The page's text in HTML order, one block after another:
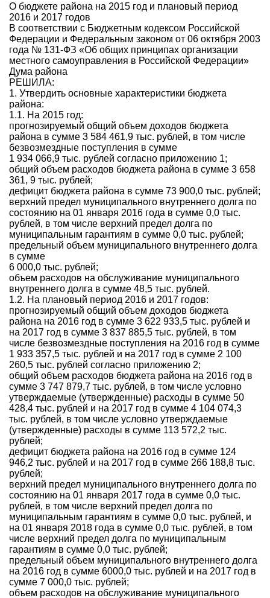
О бюджете района на 2015 год и плановый период
2016 и 2017 годов
В соответствии с Бюджетным кодексом Российской
Федерации и Федеральным законом от 06 октября 2003
года № 131-ФЗ «Об общих принципах организации
местного самоуправления в Российской Федерации»
Дума района
РЕШИЛА:
1. Утвердить основные характеристики бюджета
района:
1.1. На 2015 год:
прогнозируемый общий объем доходов бюджета
района в сумме 3 584 461,9 тыс. рублей, в том числе
безвозмездные поступления в сумме
1 934 066,9 тыс. рублей согласно приложению 1;
общий объем расходов бюджета района в сумме 3 658
361, 9 тыс. рублей;
дефицит бюджета района в сумме 73 900,0 тыс. рублей;
верхний предел муниципального внутреннего долга по
состоянию на 01 января 2016 года в сумме 0,0 тыс.
рублей, в том числе верхний предел долга по
муниципальным гарантиям в сумме 0,0 тыс. рублей;
предельный объем муниципального внутреннего долга
в сумме
6 000,0 тыс. рублей;
объем расходов на обслуживание муниципального
внутреннего долга в сумме 48,5 тыс. рублей.
1.2. На плановый период 2016 и 2017 годов:
прогнозируемый общий объем доходов бюджета
района на 2016 год в сумме 3 622 933,5 тыс. рублей и
на 2017 год в сумме 3 837 885,5 тыс. рублей, в том
числе безвозмездные поступления на 2016 год в сумме
1 933 357,5 тыс. рублей и на 2017 год в сумме 2 100
260,5 тыс. рублей согласно приложению 2;
общий объем расходов бюджета района на 2016 год в
сумме 3 747 879,7 тыс. рублей, в том числе условно
утверждаемые (утвержденные) расходы в сумме 50
428,4 тыс. рублей и на 2017 год в сумме 4 104 074,3
тыс. рублей, в том числе условно утверждаемые
(утвержденные) расходы в сумме 113 572,2 тыс.
рублей;
дефицит бюджета района на 2016 год в сумме 124
946,2 тыс. рублей и на 2017 год в сумме 266 188,8 тыс.
рублей;
верхний предел муниципального внутреннего долга по
состоянию на 01 января 2017 года в сумме 0,0 тыс.
рублей, в том числе верхний предел долга по
муниципальным гарантиям в сумме 0,0 тыс. рублей, и
на 01 января 2018 года в сумме 0,0 тыс. рублей, в том
числе верхний предел долга по муниципальным
гарантиям в сумме 0,0 тыс. рублей;
предельный объем муниципального внутреннего долга
на 2016 год в сумме 6000,0 тыс. рублей и на 2017 год в
сумме 7 000,0 тыс. рублей;
объем расходов на обслуживание муниципального